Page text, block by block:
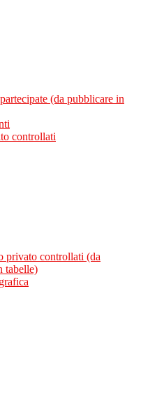
(da pubblicare in
controllati
privato controllati (da
tabelle)